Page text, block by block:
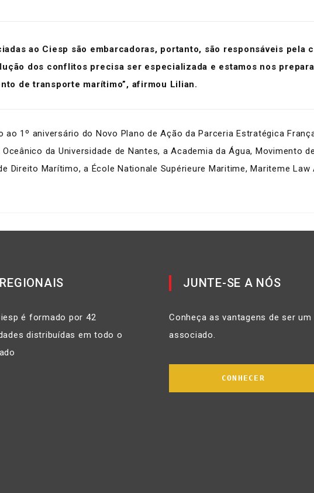
ao Ciesp são embarcadoras, portanto, são responsáveis pela
dos conflitos precisa ser especializada e estamos nos
de transporte marítimo”, afirmou Lilian.
1º aniversário do Novo Plano de Ação da Parceria Estratégica
da Universidade de Nantes, a Academia da Água, Movimento
Direito Marítimo, a École Nationale Supérieure Maritime,Mariteme Law
REGIONAIS
é formado por 42
distribuídas em todo o
JUNTE-SE A NÓS
Conheça as vantagens de ser um
associado.
CONHECER